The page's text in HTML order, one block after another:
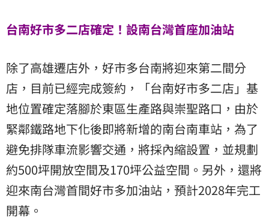
台南好市多二店確定！設南台灣首座加油站
除了高雄遷店外，好市多台南將迎來第二間分
店，目前已經完成簽約，「台南好市多二店」基
地位置確定落腳於東區生產路與崇聖路口，由於
緊鄰鐵路地下化後即將新增的南台南車站，為了
避免排隊車流影響交通，將採內縮設置，並規劃
約500坪開放空間及170坪公益空間。另外，還將
迎來南台灣首間好市多加油站，預計2028年完工
開幕。